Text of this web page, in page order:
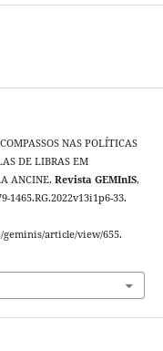
NAS POLÍTICAS
DE LIBRAS EM
ANCINE. Revista GEMInIS,
1465.RG.2022v13i1p6-33.
article/view/655.